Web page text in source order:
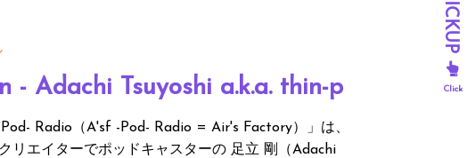
- Adachi Tsuyoshi a.k.a. thin-p
Radio（A'sf -Pod- Radio = Air's Factory）」は、
リエイターでポッドキャスターの 足立 剛（Adachi